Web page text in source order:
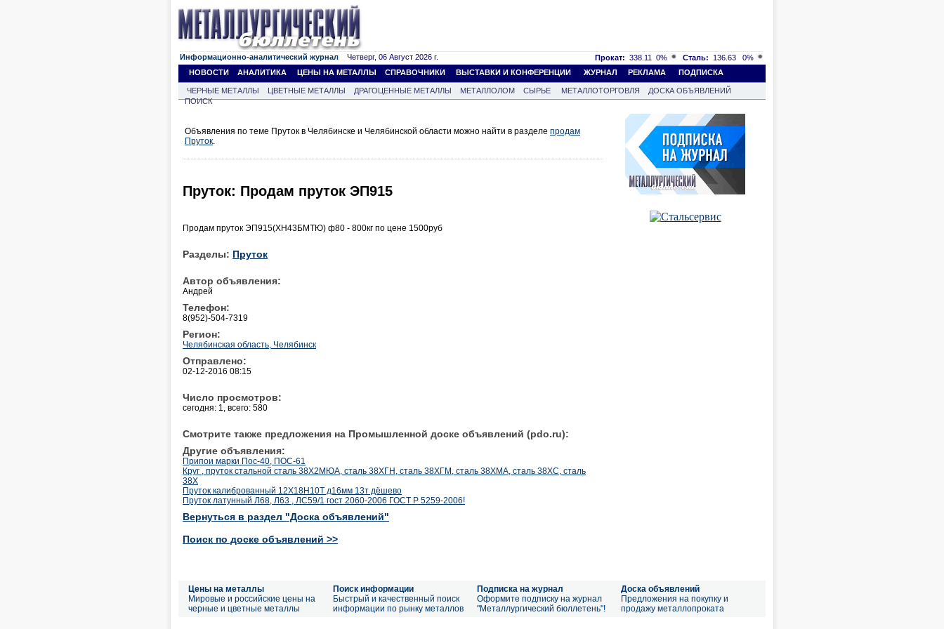
Информационно-аналитический журнал Четверг, 06 Август 2026 г. Прокат: 338.11 0% Сталь: 136.63
0%
НОВОСТИ
АНАЛИТИКА ЦЕНЫ НА МЕТАЛЛЫ СПРАВОЧНИКИ ВЫСТАВКИ И КОНФЕРЕНЦИИ ЖУРНАЛ РЕКЛАМА ПОДПИСКА
ЧЕРНЫЕ МЕТАЛЛЫ ЦВЕТНЫЕ МЕТАЛЛЫ ДРАГОЦЕННЫЕ МЕТАЛЛЫ МЕТАЛЛОЛОМ СЫРЬЕ МЕТАЛЛОТОРГОВЛЯ
ДОСКА ОБЪЯВЛЕНИЙ
ПОИСК
Объявления по теме Пруток в Челябинске и Челябинской области можно найти в разделе продам
Пруток.
Пруток: Продам пруток ЭП915
Продам пруток ЭП915(ХН43БМТЮ) ф80 - 800кг по цене 1500руб
Разделы: Пруток
Автор объявления:
Андрей
Телефон:
8(952)-504-7319
Регион:
Челябинская область, Челябинск
Отправлено:
02-12-2016 08:15
Число просмотров:
сегодня: 1, всего: 580
Смотрите также предложения на Промышленной доске объявлений (pdo.ru):
Другие объявления:
Припои марки Пос-40, ПОС-61
Круг , пруток стальной сталь 38Х2МЮА, сталь 38ХГН, сталь 38ХГМ, сталь 38ХМА, сталь 38ХС, сталь
38Х
Пруток калиброванный 12Х18Н10Т д16мм 13т дёшево
Пруток латунный Л68, Л63 , ЛС59/1 гост 2060-2006 ГОСТ Р 5259-2006!
Вернуться в раздел "Доска объявлений"
Поиск по доске объявлений >>
Цены на металлы
Мировые и российские цены на
черные и цветные металлы
Поиск информации
Быстрый и качественный поиск
информации по рынку металлов
Подписка на журнал
Оформите подписку на журнал
"Металлургический бюллетень"!
Доска объявлений
Предложения на покупку и
продажу металлопроката